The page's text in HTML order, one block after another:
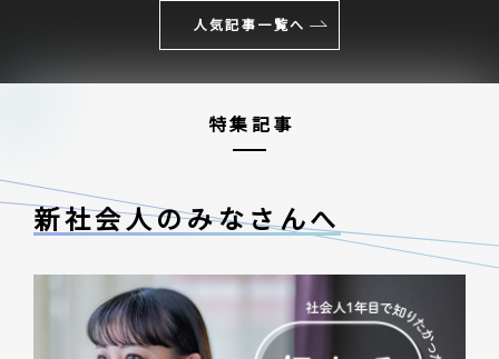
人気記事一覧へ
特集記事
新社会人のみなさんへ